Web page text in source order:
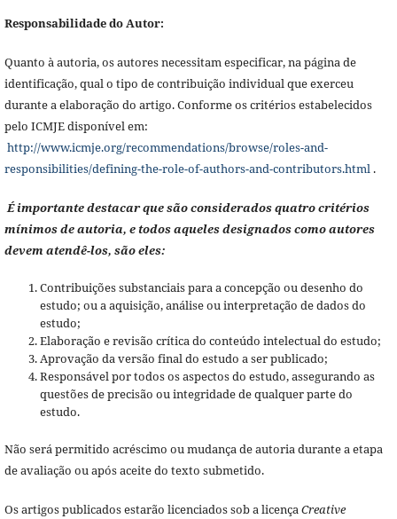
Responsabilidade do Autor:
Quanto à autoria, os autores necessitam especificar, na página de
identificação, qual o tipo de contribuição individual que exerceu
durante a elaboração do artigo. Conforme os critérios estabelecidos
pelo ICMJE disponível em:
http://www.icmje.org/recommendations/browse/roles-and-
responsibilities/defining-the-role-of-authors-and-contributors.html.
É importante destacar que são considerados quatro critérios
mínimos de autoria, e todos aqueles designados como autores
devem atendê-los, são eles:
Contribuições substanciais para a concepção ou desenho do
estudo; ou a aquisição, análise ou interpretação de dados do
estudo;
Elaboração e revisão crítica do conteúdo intelectual do estudo;
Aprovação da versão final do estudo a ser publicado;
Responsável por todos os aspectos do estudo, assegurando as
questões de precisão ou integridade de qualquer parte do
estudo.
Não será permitido acréscimo ou mudança de autoria durante a etapa
de avaliação ou após aceite do texto submetido.
Os artigos publicados estarão licenciados sob a licençaCreative